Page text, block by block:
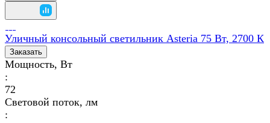
Уличный консольный светильник Asteria 75 Вт, 2700 К
Заказать
Мощность, Вт
:
72
Световой поток, лм
: